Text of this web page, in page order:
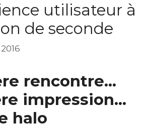
utilisateur à
de seconde
rencontre…
impression…
halo